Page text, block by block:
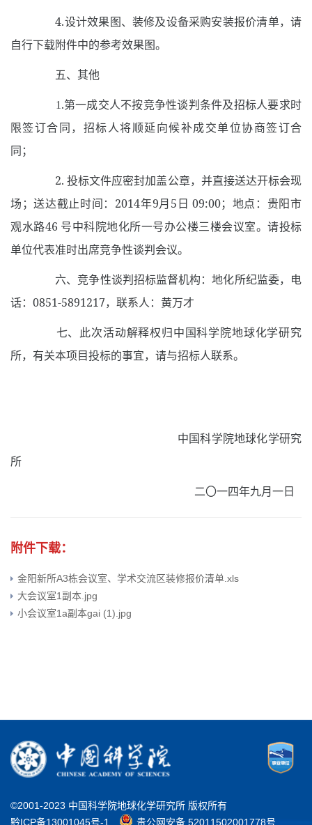
4.设计效果图、装修及设备采购安装报价清单，请
自行下载附件中的参考效果图。
五、其他
1 .第一成交人不按竞争性谈判条件及招标人要求时
限签订合同，招标人将顺延向候补成交单位协商签订合
同；
2.投标文件应密封加盖公章，并直接送达开标会现
场；送达截止时间： 2014年9月5日 09:00；地点：贵阳市
观水路46 号中科院地化所一号办公楼三楼会议室。请投标
单位代表准时出席竞争性谈判会议。
六、竞争性谈判招标监督机构：地化所纪监委，电
话： 0851-5891217，联系人：黄万才
七、此次活动解释权归中国科学院地球化学研究
所，有关本项目投标的事宜，请与招标人联系。
中国科学院地球化学研究
所
二〇一四年九月一日
附件下载：
金阳新所A3栋会议室、学术交流区装修报价清单.xls
大会议室1副本.jpg
小会议室1a副本gai (1).jpg
©2001-2023 中国科学院地球化学研究所 版权所有
黔ICP备13001045号-1
贵公网安备 52011502001778号